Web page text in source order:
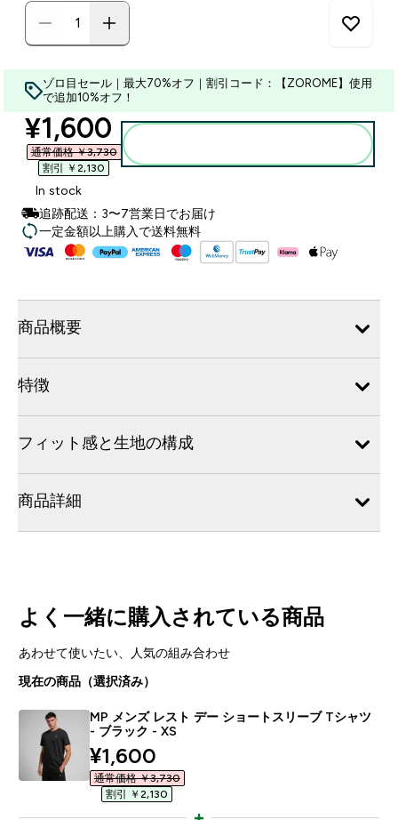
ゾロ目セール｜最大70%オフ｜割引コード：【ZOROME】使用
で追加10%オフ！
discounted price
¥1,600‎
通常価格 ￥3,730‎
割引 ￥2,130‎
In stock
追跡配送：3〜7営業日でお届け
一定金額以上購入で送料無料
商品概要
特徴
フィット感と生地の構成
商品詳細
よく一緒に購入されている商品
あわせて使いたい、人気の組み合わせ
現在の商品（選択済み）
MP メンズ レスト デー ショートスリーブ Tシャツ
- ブラック - XS
discounted price
¥1,600‎
通常価格 ￥3,730‎
割引 ￥2,130‎